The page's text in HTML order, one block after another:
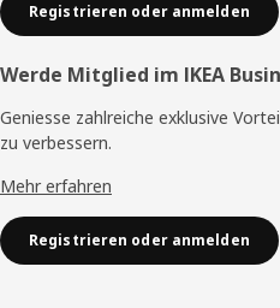
Registrieren oder anmelden
Werde Mitglied im IKEA
Geniesse zahlreiche exklusive
zu verbessern.
Mehr erfahren
Registrieren oder anmelden